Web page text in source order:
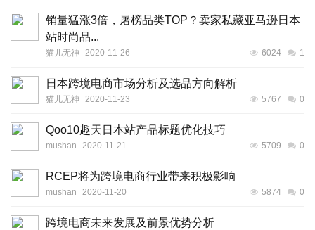
销量猛涨3倍，屠榜品类TOP？卖家私藏亚马逊日本
站时尚品...
猫儿无神 2020-11-26 6024 1
日本跨境电商市场分析及选品方向解析
猫儿无神 2020-11-23 5767 0
Qoo10趣天日本站产品标题优化技巧
mushan 2020-11-21 5709 0
RCEP将为跨境电商行业带来积极影响
mushan 2020-11-20 5874 0
跨境电商未来发展及前景优势分析